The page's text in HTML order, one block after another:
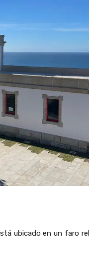
ubicado en un faro